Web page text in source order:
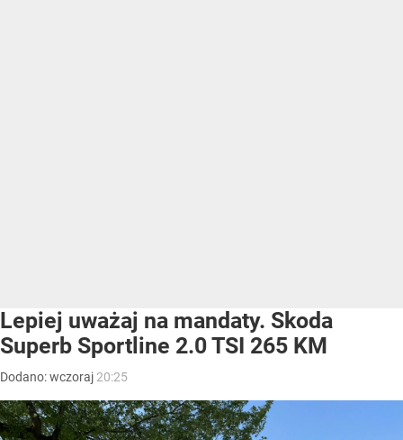
Lepiej uważaj na mandaty. Skoda
Superb Sportline 2.0 TSI 265 KM
Dodano:wczoraj 20:25